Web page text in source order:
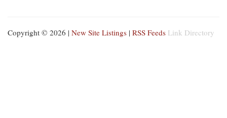
Copyright © 2026 | New Site Listings | RSS Feeds Link Directory